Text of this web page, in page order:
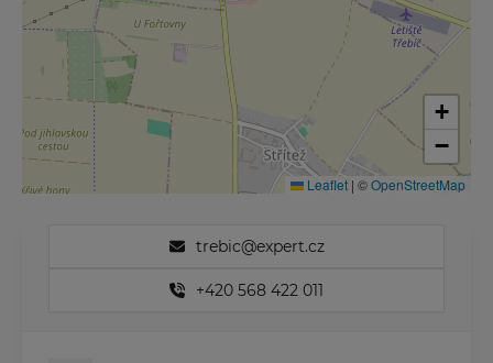
trebic@expert.cz
+420 568 422 011
+
−
Leaflet | ©OpenStreetMap